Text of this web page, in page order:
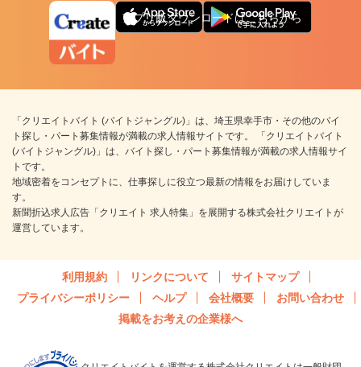
アプリ版ダウンロードはこちらから
「クリエイトバイト (バイトジャングル)」は、埼玉県幸手市・その他のバイ
ト探し・パート募集情報が満載の求人情報サイトです。 「クリエイトバイト
(バイトジャングル)」は、バイト探し・パート募集情報が満載の求人情報サイ
トです。
地域密着をコンセプトに、仕事探しに役立つ最新の情報をお届けしていま
す。
新聞折込求人広告「クリエイト 求人特集」を展開する株式会社クリエイトが
運営しています。
利用規約 リンクについて
サイトマップ
プライバシーポリシー
ヘルプ 会社概要
お問い合わせ
掲載をお考えの企業様へ